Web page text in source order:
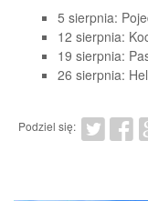
5 sierpnia:
12 sierpnia:
19 sierpnia:
26 sierpnia:
Podziel się: